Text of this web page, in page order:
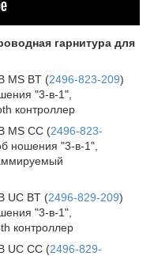
гарнитура для
MS BT (2496-823-209)
"3-в-1",
контроллер
MS CC (2496-823-
ношения "3-в-1",
UC BT (2496-829-209)
"3-в-1",
контроллер
UC CC (2496-829-